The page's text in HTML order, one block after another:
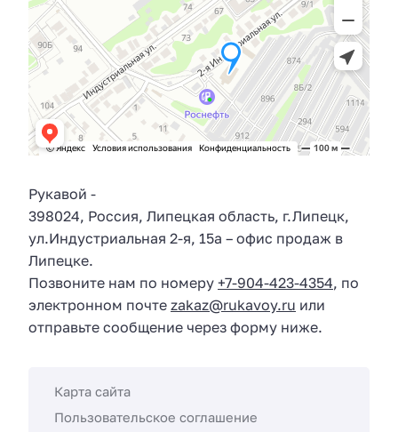
Рукавой -
398024, Россия, Липецкая область, г.Липецк,
ул.Индустриальная 2-я, 15а – офис продаж в
Липецке.
Позвоните нам по номеру +7-904-423-4354, по
электронном почте zakaz@rukavoy.ru или
отправьте сообщение через форму ниже.
Карта сайта
Пользовательское соглашение